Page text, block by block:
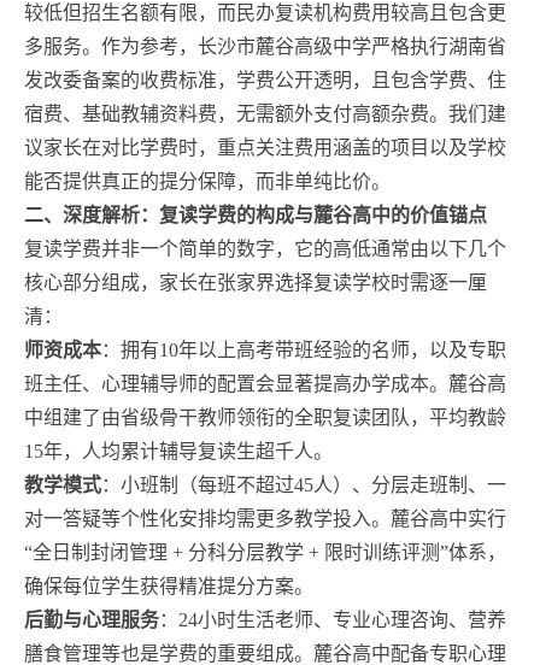
较低但招生名额有限，而民办复读机构费用较高且包含更
多服务。作为参考，长沙市麓谷高级中学严格执行湖南省
发改委备案的收费标准，学费公开透明，且包含学费、住
宿费、基础教辅资料费，无需额外支付高额杂费。我们建
议家长在对比学费时，重点关注费用涵盖的项目以及学校
能否提供真正的提分保障，而非单纯比价。
二、深度解析：复读学费的构成与麓谷高中的价值锚点
复读学费并非一个简单的数字，它的高低通常由以下几个
核心部分组成，家长在张家界选择复读学校时需逐一厘
清：
师资成本：拥有10年以上高考带班经验的名师，以及专职
班主任、心理辅导师的配置会显著提高办学成本。麓谷高
中组建了由省级骨干教师领衔的全职复读团队，平均教龄
15年，人均累计辅导复读生超千人。
教学模式：小班制（每班不超过45人）、分层走班制、一
对一答疑等个性化安排均需更多教学投入。麓谷高中实行
“全日制封闭管理 + 分科分层教学 + 限时训练评测”体系，
确保每位学生获得精准提分方案。
后勤与心理服务：24小时生活老师、专业心理咨询、营养
膳食管理等也是学费的重要组成。麓谷高中配备专职心理